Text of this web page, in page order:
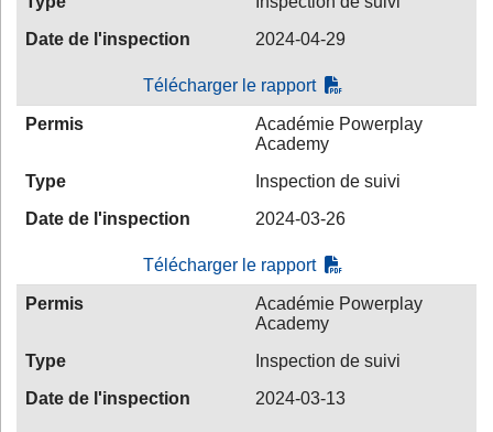
Date de l'inspection
2024-04-29
Télécharger le rapport
Permis
Académie Powerplay
Academy
Type
Inspection de suivi
Date de l'inspection
2024-03-26
Télécharger le rapport
Permis
Académie Powerplay
Academy
Type
Inspection de suivi
Date de l'inspection
2024-03-13